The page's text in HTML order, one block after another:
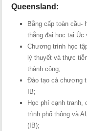
Queensland:
Bằng cấp toàn cầu-
thẳng đại học tại
Chương trình học
lý thuyết và thực
thành công;
Đào tạo cả chương
IB;
Học phí cạnh
trình phổ thông và
(IB);